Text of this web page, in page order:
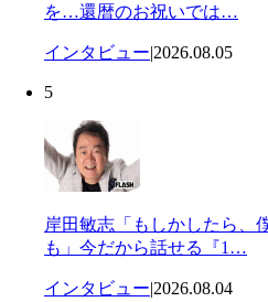
を…還暦のお祝いでは…
インタビュー|2026.08.05
5
岸田敏志「もしかしたら、
も」今だから話せる『1…
インタビュー|2026.08.04